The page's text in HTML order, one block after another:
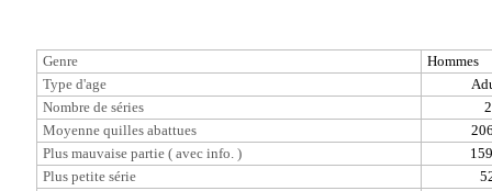
Genre
Hommes
Type d'age
Nombre de séries
Moyenne quilles abattues
Plus mauvaise partie ( avec info. )
Plus petite série